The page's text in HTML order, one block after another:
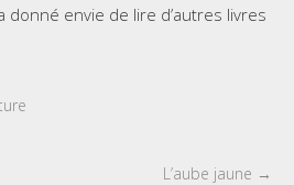
donné envie de lire d’autres livres
L’aube jaune →